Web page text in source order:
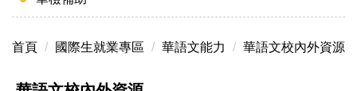
首頁 國際生就業專區 華語文能力 華語文校內外資源